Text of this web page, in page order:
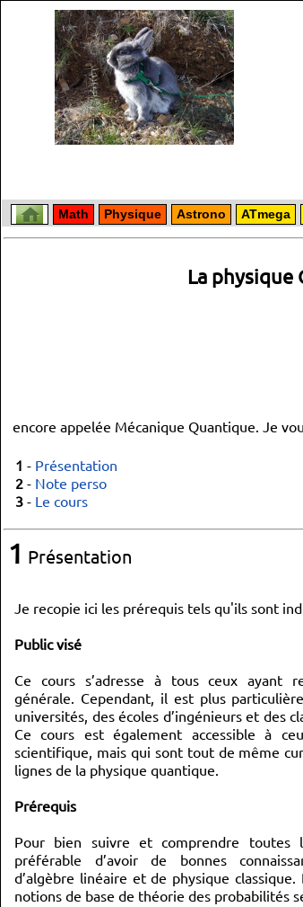
Math Physique Astrono ATmega
La physique
encore appelée Mécanique Quantique. Je
1 - Présentation
2 - Note perso
3 - Le cours
1 Présentation
Je recopie ici les prérequis tels qu'ils sont
Public visé
Ce cours s’adresse à tous ceux ayant
générale. Cependant, il est plus
universités, des écoles d’ingénieurs et des
Ce cours est également accessible à
scientifique, mais qui sont tout de même
lignes de la physique quantique.
Prérequis
Pour bien suivre et comprendre
préférable d’avoir de bonnes
d’algèbre linéaire et de physique
notions de base de théorie des probabilités